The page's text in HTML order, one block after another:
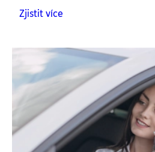
Zjistit více